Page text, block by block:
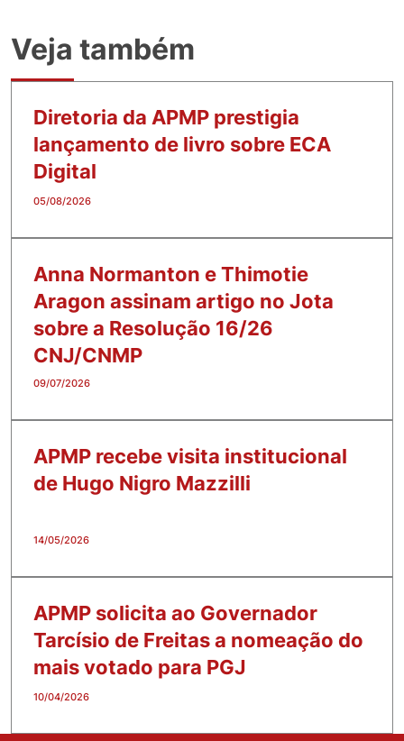
Veja também
Diretoria da APMP prestigia
lançamento de livro sobre ECA
Digital
05/08/2026
Anna Normanton e Thimotie
Aragon assinam artigo no Jota
sobre a Resolução 16/26
CNJ/CNMP
09/07/2026
APMP recebe visita institucional
de Hugo Nigro Mazzilli
14/05/2026
APMP solicita ao Governador
Tarcísio de Freitas a nomeação do
mais votado para PGJ
10/04/2026